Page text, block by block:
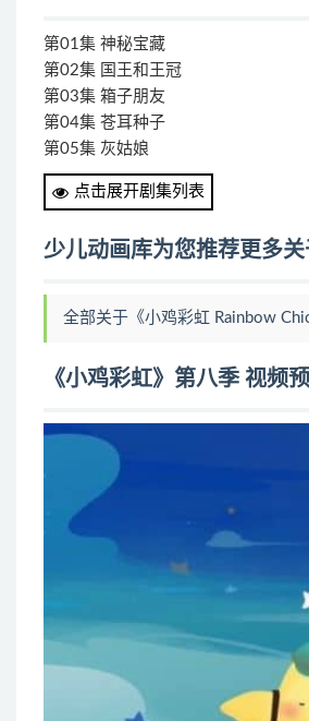
第01集 神秘宝藏
第02集 国王和王冠
第03集 箱子朋友
第04集 苍耳种子
第05集 灰姑娘
第06集 冬天别走
第07集 好运在身边
第09集 一起去旅行
第11集 星星闹钟
第14集 给乌云剪头发
第16集 爱玩的北极星
第18集 小红学艺
第19集 交换星球
第20集 刷牙音乐会
第21集 闪光按钮
第23集 闪亮大会
第24集 弹弹云玩什么
第25集 两人的烦恼
第26集 小蓝发明日
点击展开剧集列表
少儿动画库为您推荐更多
全部关于《小鸡彩虹 Rainbow
《小鸡彩虹》第八季 视频